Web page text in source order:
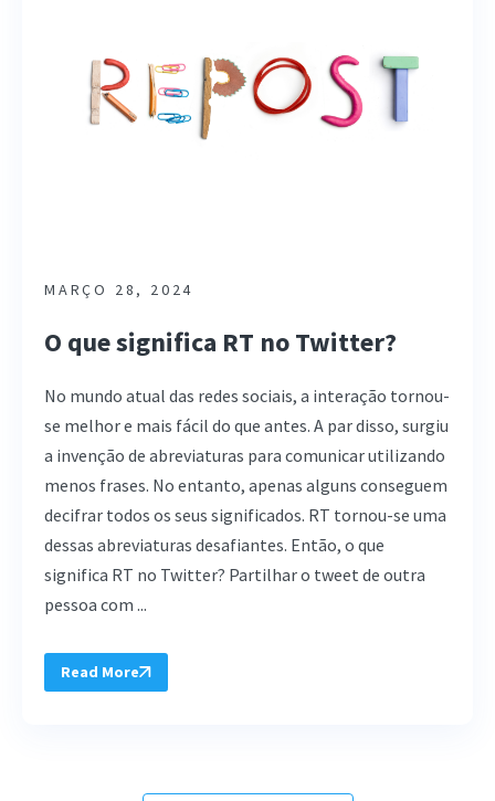
MARÇO 28, 2024
O que significa RT no Twitter?
No mundo atual das redes sociais, a interação tornou-
se melhor e mais fácil do que antes. A par disso, surgiu
a invenção de abreviaturas para comunicar utilizando
menos frases. No entanto, apenas alguns conseguem
decifrar todos os seus significados. RT tornou-se uma
dessas abreviaturas desafiantes. Então, o que
significa RT no Twitter? Partilhar o tweet de outra
pessoa com ...
Read More